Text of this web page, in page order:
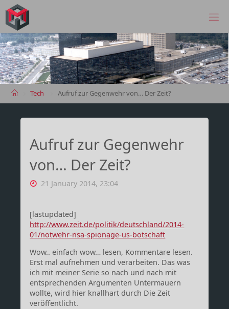
Skip
content
HomeTech Aufruf zur Gegenwehr von… Der Zeit?
Aufruf zur Gegenwehr
von… Der Zeit?
21 January 2014, 23:04
[lastupdated]
http://www.zeit.de/politik/deutschland/2014-
01/notwehr-nsa-spionage-us-botschaft
Wow.. einfach wow… lesen, Kommentare lesen.
Erst mal aufnehmen und verarbeiten. Das was
ich mit meiner Serie so nach und nach mit
entsprechenden Argumenten Untermauern
wollte, wird hier knallhart durch Die Zeit
veröffentlicht.